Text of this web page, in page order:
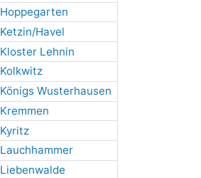
Hoppegarten
Ketzin/Havel
Kloster Lehnin
Kolkwitz
Königs Wusterhausen
Kremmen
Kyritz
Lauchhammer
Liebenwalde